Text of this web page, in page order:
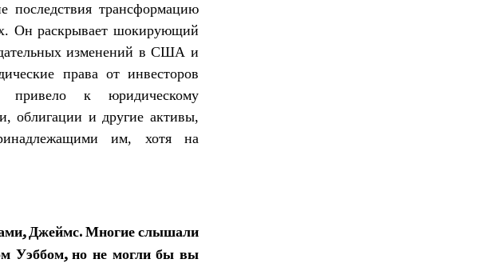
последствия трансформацию
Он раскрывает шокирующий
изменений в США и
права от инвесторов
к юридическому
облигации и другие активы,
им, хотя на
Джеймс. Многие слышали
Уэббом, но не могли бы вы